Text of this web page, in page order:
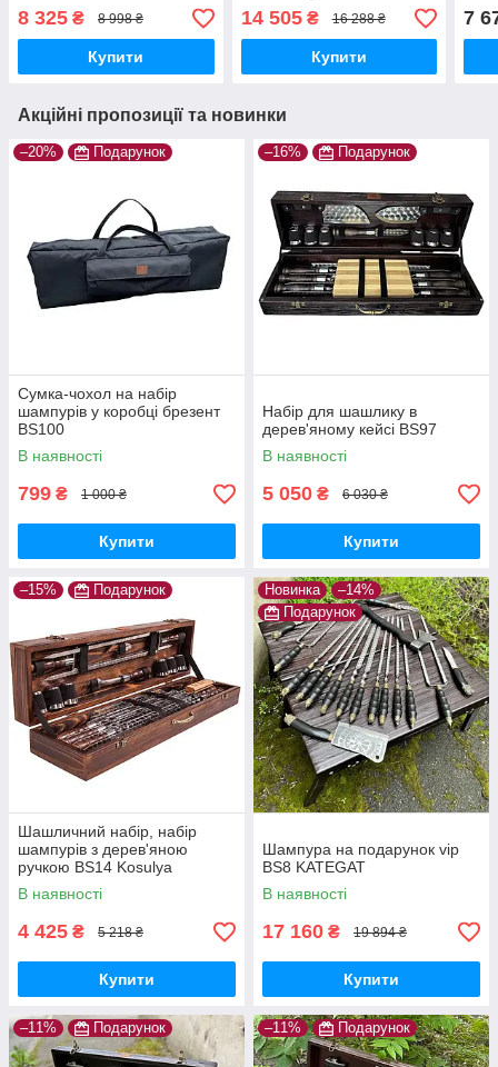
8 325 ₴ 8 998 ₴
Купити
14 505₴ 16 288 ₴
Купити
7
Акційні пропозиції та новинки
–20% Подарунок
Сумка-чохол на набір
шампурів у коробці брезент
BS100
В наявності
799 ₴ 1 000 ₴
Купити
–16% Подарунок
Набір для шашлику в
дерев'яному кейсі BS97
В наявності
5 050 ₴ 6 030 ₴
Купити
–15% Подарунок
Шашличний набір, набір
шампурів з дерев'яною
ручкою BS14 Kosulya
В наявності
4 425 ₴ 5 218 ₴
Купити
Новинка
–14%
Подарунок
Шампура на подарунок vip
BS8 KATEGAT
В наявності
17 160 ₴ 19 894 ₴
Купити
–11% Подарунок –11% Подарунок